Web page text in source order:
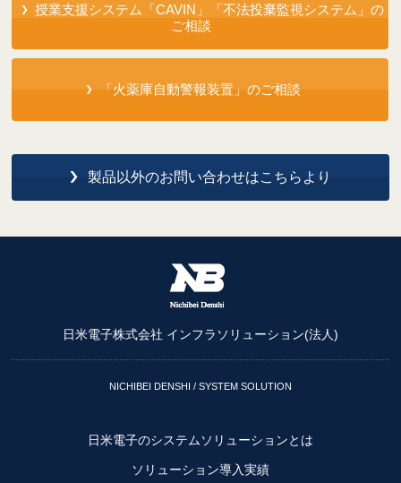
授業支援システム「CAVIN」「不法投棄監視システム」の
ご相談
「火薬庫自動警報装置」のご相談
製品以外のお問い合わせはこちらより
日米電子株式会社 インフラソリューション(法人)
NICHIBEI DENSHI / SYSTEM SOLUTION
日米電子のシステムソリューションとは
ソリューション導入実績